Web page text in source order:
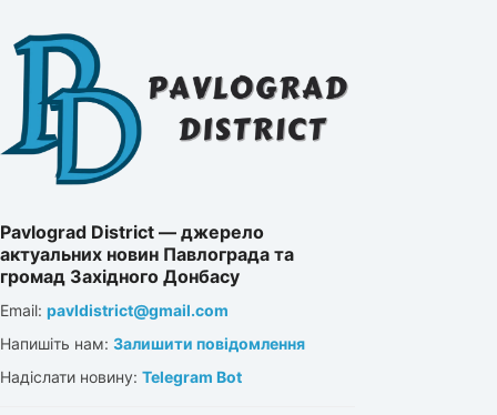
Pavlograd District — джерело
актуальних новин Павлограда та
громад Західного Донбасу
Email: pavldistrict@gmail.com
Напишіть нам: Залишити повідомлення
Надіслати новину: Telegram Bot